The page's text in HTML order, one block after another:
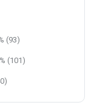
(93)
(101)